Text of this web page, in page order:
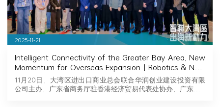
2025-11-21
Intelligent Connectivity of the Greater Bay Area, New
Momentum for Overseas Expansion | Robotics & New
Energy Industry Exchange and Roadshow Successfully
Held in Hong Kong
11月20日，大湾区进出口商业总会联合华润创业建设投资有限
公司主办，广东省商务厅驻香港经济贸易代表处协办，广东…